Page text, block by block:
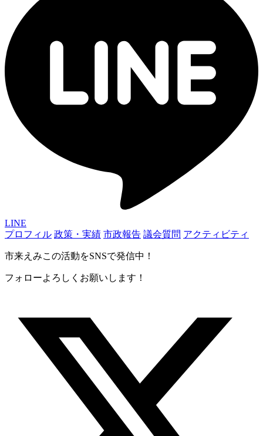
LINE
プロフィル 政策・実績 市政報告 議会質問 アクティビティ
市来えみこの活動をSNSで発信中！
フォローよろしくお願いします！